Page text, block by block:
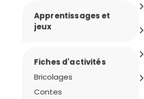
Apprentissages et
jeux
Fiches d'activités
Bricolages
Contes